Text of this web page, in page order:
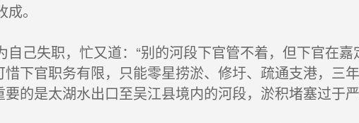
。
己失职，忙又道：“别的河段下官管不着，但下官在
下官职务有限，只能零星捞淤、修圩、疏通支港，三
的是太湖水出口至吴江县境内的河段，淤积堵塞过于